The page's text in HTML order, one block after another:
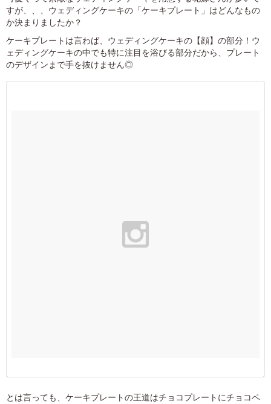
すが、、、ウェディングケーキの「ケーキプレート」はどんなもの
か決まりましたか？
ケーキプレートは言わば、ウェディングケーキの【顔】の部分！ウ
ェディングケーキの中でも特に注目を浴びる部分だから、プレート
のデザインまで手を抜けません◎
とは言っても、ケーキプレートの王道はチョコプレートにチョコペ